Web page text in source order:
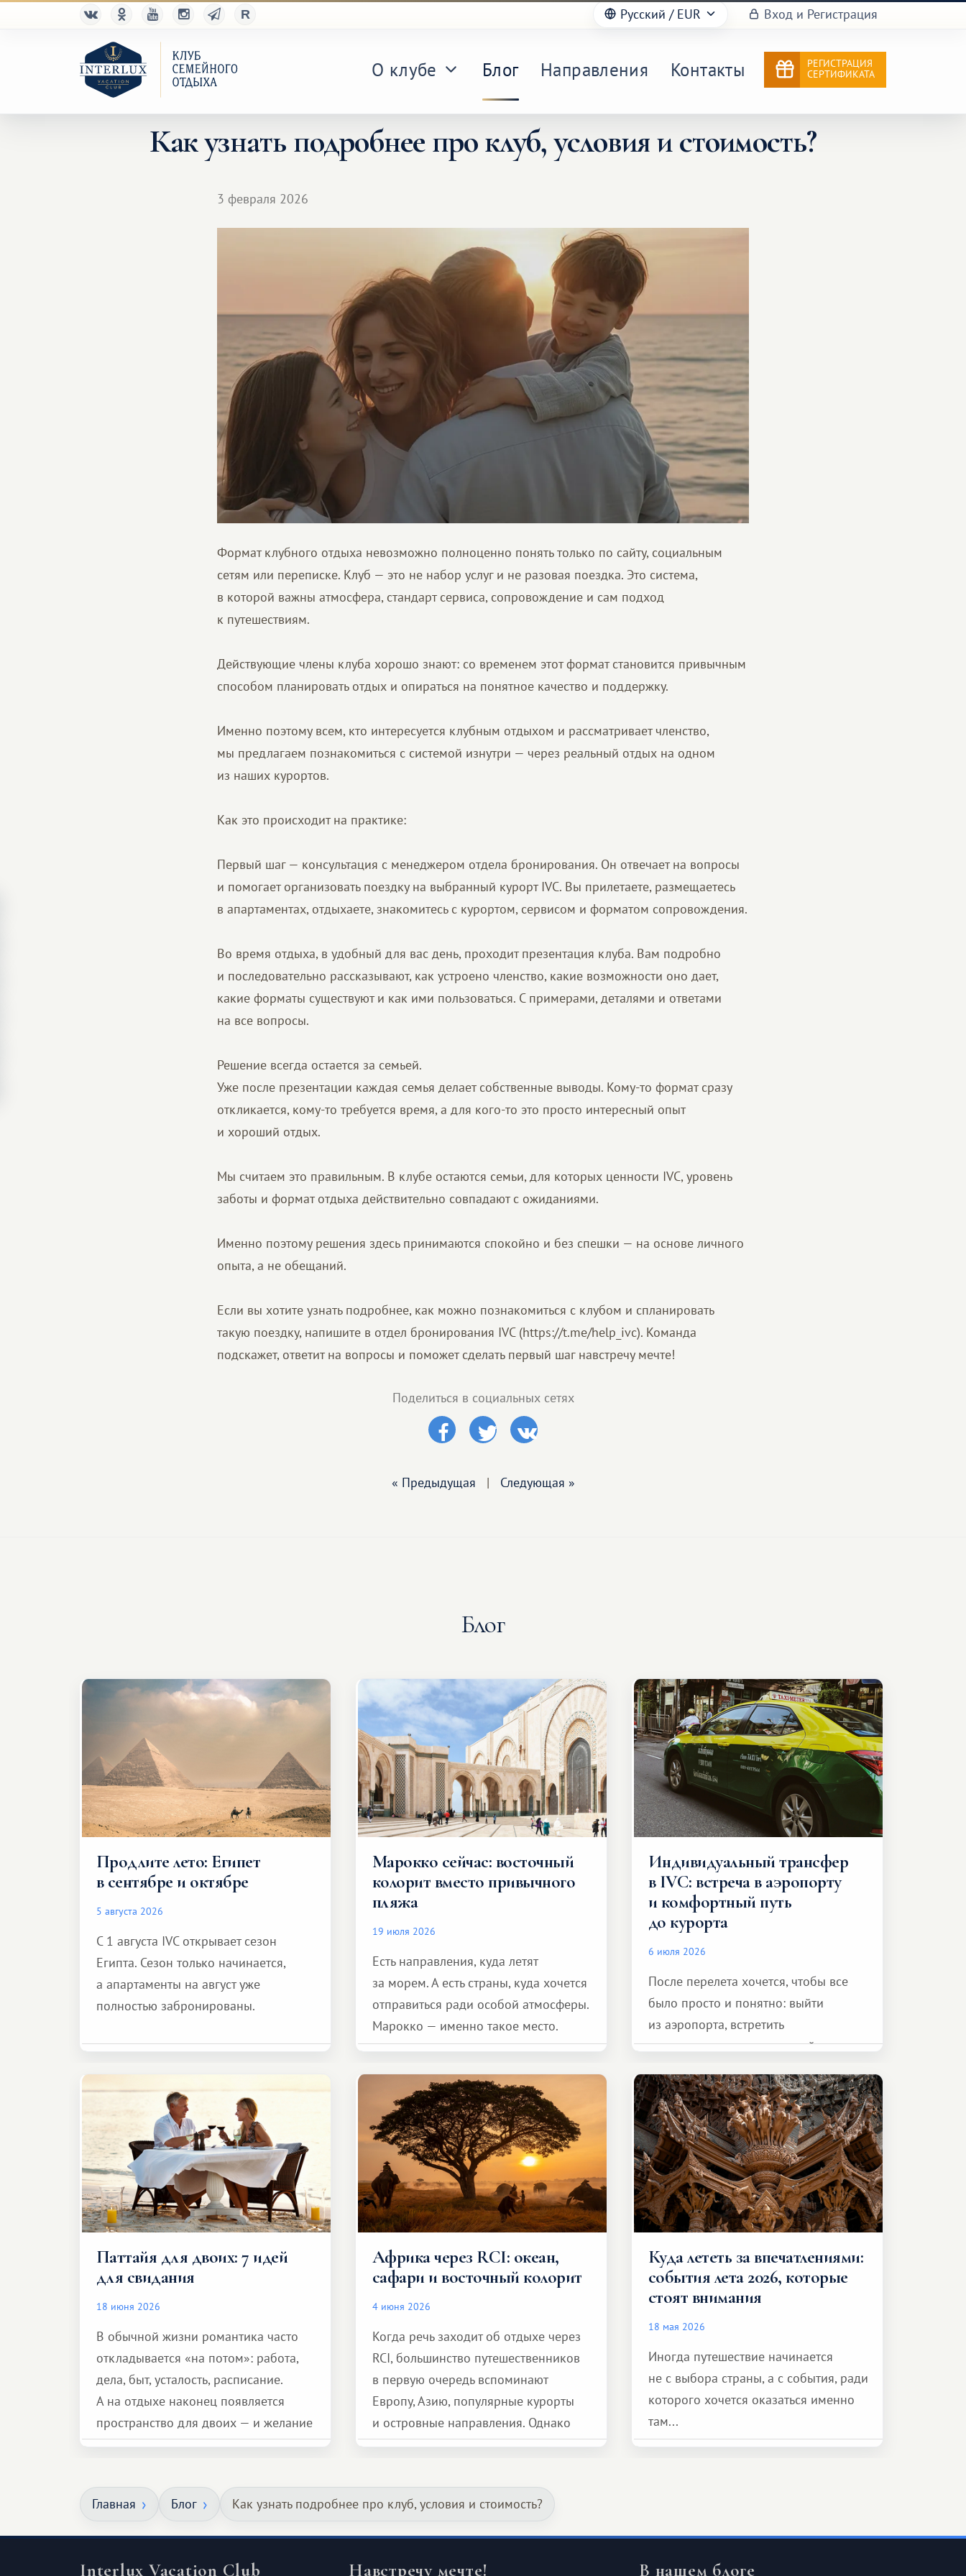
Русский / EUR Вход и Регистрация
О клубе Блог Направления Контакты
РЕГИСТРАЦИЯ
СЕРТИФИКАТА
Как узнать подробнее про клуб, условия и стоимость?
3 февраля 2026
Формат клубного отдыха невозможно полноценно понять только по сайту, социальным
сетям или переписке. Клуб — это не набор услуг и не разовая поездка. Это система,
в которой важны атмосфера, стандарт сервиса, сопровождение и сам подход
к путешествиям.
Действующие члены клуба хорошо знают: со временем этот формат становится привычным
способом планировать отдых и опираться на понятное качество и поддержку.
Именно поэтому всем, кто интересуется клубным отдыхом и рассматривает членство,
мы предлагаем познакомиться с системой изнутри — через реальный отдых на одном
из наших курортов.
Как это происходит на практике:
Первый шаг — консультация с менеджером отдела бронирования. Он отвечает на вопросы
и помогает организовать поездку на выбранный курорт IVC. Вы прилетаете, размещаетесь
в апартаментах, отдыхаете, знакомитесь с курортом, сервисом и форматом сопровождения.
Во время отдыха, в удобный для вас день, проходит презентация клуба. Вам подробно
и последовательно рассказывают, как устроено членство, какие возможности оно дает,
какие форматы существуют и как ими пользоваться. С примерами, деталями и ответами
на все вопросы.
Решение всегда остается за семьей.
Уже после презентации каждая семья делает собственные выводы. Кому-то формат сразу
откликается, кому-то требуется время, а для кого-то это просто интересный опыт
и хороший отдых.
Мы считаем это правильным. В клубе остаются семьи, для которых ценности IVC, уровень
заботы и формат отдыха действительно совпадают с ожиданиями.
Именно поэтому решения здесь принимаются спокойно и без спешки — на основе личного
опыта, а не обещаний.
Если вы хотите узнать подробнее, как можно познакомиться с клубом и спланировать
такую поездку, напишите в отдел бронирования IVC (https://t.me/help_ivc). Команда
подскажет, ответит на вопросы и поможет сделать первый шаг навстречу мечте!
Поделиться в социальных сетях
« Предыдущая | Следующая »
Блог
Продлите лето: Египет
в сентябре и октябре
5 августа 2026
С 1 августа IVC открывает сезон
Египта. Сезон только начинается,
а апартаменты на август уже
полностью забронированы.
Марокко сейчас: восточный
колорит вместо привычного
пляжа
19 июля 2026
Есть направления, куда летят
за морем. А есть страны, куда хочется
отправиться ради особой атмосферы.
Марокко — именно такое место.
Индивидуальный трансфер
в IVC: встреча в аэропорту
и комфортный путь
до курорта
6 июля 2026
После перелета хочется, чтобы все
было просто и понятно: выйти
из аэропорта, встретить
представителя транспортной
и спокойно доехать до курорта.
Паттайя для двоих: 7 идей
для свидания
18 июня 2026
В обычной жизни романтика часто
откладывается «на потом»: работа,
дела, быт, усталость, расписание.
А на отдыхе наконец появляется
пространство для двоих — и желание
сделать для близкого человека что-то
масштабное, но тёплое
и запоминающееся :)
Африка через RCI: океан,
сафари и восточный колорит
4 июня 2026
Когда речь заходит об отдыхе через
RCI, большинство путешественников
в первую очередь вспоминают
Европу, Азию, популярные курорты
и островные направления. Однако
возможности обменной системы
и Африка — континент, который
способен подарить совершенно иной
Куда лететь за впечатлениями:
события лета 2026, которые
стоят внимания
18 мая 2026
Иногда путешествие начинается
не с выбора страны, а с события, ради
которого хочется оказаться именно
там...
Главная Блог Как узнать подробнее про клуб, условия и стоимость?
Interlux Vacation Club Навстречу мечте! В нашем блоге